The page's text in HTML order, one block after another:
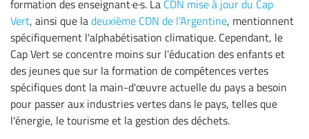
formation des enseignant·e·s. La CDN mise à jour du Cap
Vert, ainsi que ladeuxième CDN de l’Argentine, mentionnent
spécifiquement l'alphabétisation climatique. Cependant, le
Cap Vert se concentre moins sur l'éducation des enfants et
des jeunes que sur la formation de compétences vertes
spécifiques dont la main-d'œuvre actuelle du pays a besoin
pour passer aux industries vertes dans le pays, telles que
l'énergie, le tourisme et la gestion des déchets.